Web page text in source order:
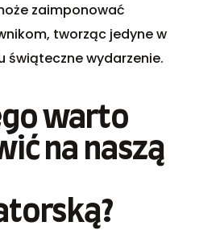
zaimponować
tworząc jedyne w
świąteczne wydarzenie.
warto
na naszą